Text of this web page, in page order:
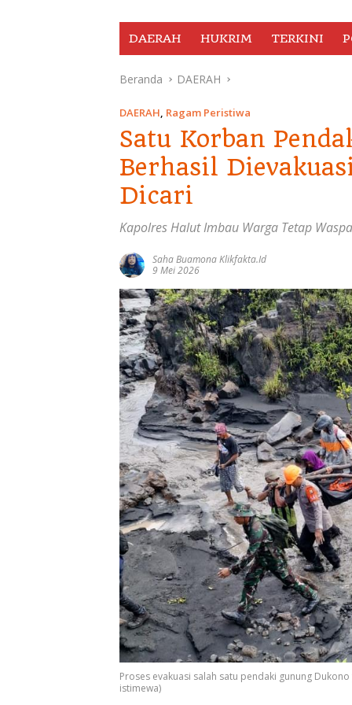
DAERAH HUKRIM TERKINI
Beranda DAERAH
DAERAH, Ragam Peristiwa
Satu Korban
Berhasil
Dicari
Kapolres Halut Imbau Warga Tetap
Saha Buamona Klikfakta.id
9 Mei 2026
Proses evakuasi salah satu pendaki gunung
istimewa)